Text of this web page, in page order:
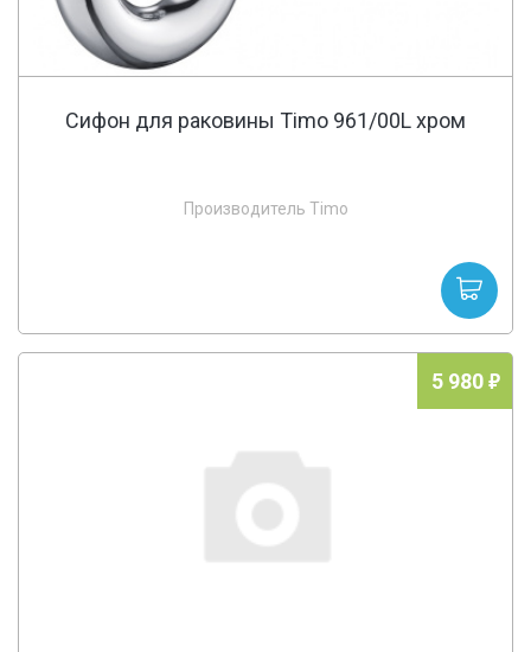
Сифон для раковины Timo 961/00L хром
Производитель Timo
5 980